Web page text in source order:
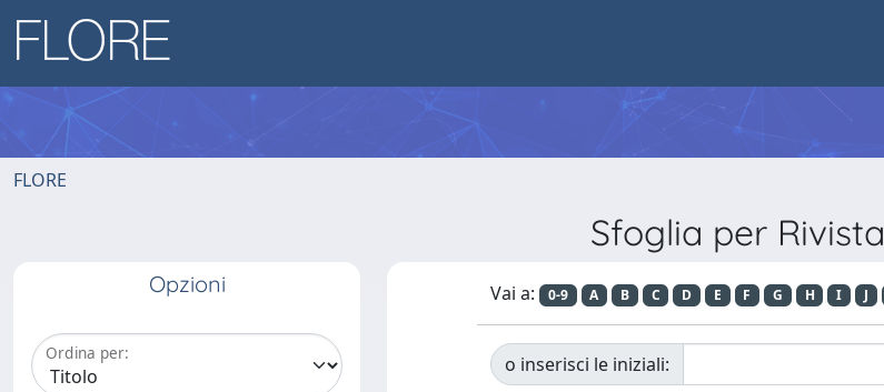
FLORE
Sfoglia per Rivista
Opzioni
Ordina per:
Vai a: 0-9 A B C D E F G H I J
o inserisci le iniziali: